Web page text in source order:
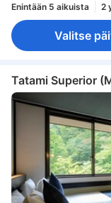
Enintään 5 aikuista 2
Valitse
Tatami Superior